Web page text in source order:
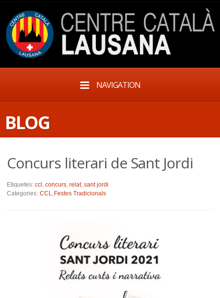
NAVIGATION
BLOG
Concurs literari de Sant Jordi
Etiquetes: ccl , concurs, relat, sant jordi
Categories: CCL, Festes Tradicionals